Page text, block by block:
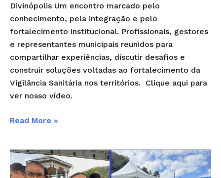
Divinópolis Um encontro marcado pelo
conhecimento, pela integração e pelo
fortalecimento institucional. Profissionais, gestores
e representantes municipais reunidos para
compartilhar experiências, discutir desafios e
construir soluções voltadas ao fortalecimento da
Vigilância Sanitária nos territórios. Clique aqui para
ver nosso vídeo.
Read More »
Projeto
Visão